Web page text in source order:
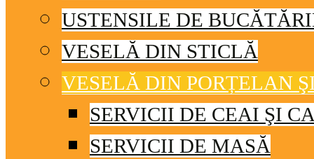
USTENSILE DE
VESELĂ DIN STICLĂ
VESELĂ DIN PORȚELAN
SERVICII DE CEAI ŞI
SERVICII DE MASĂ